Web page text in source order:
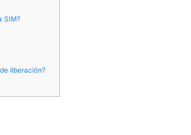
SIM?
liberación?